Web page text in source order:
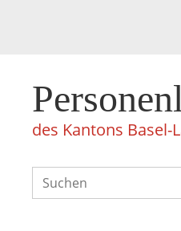
des Kantons Basel-